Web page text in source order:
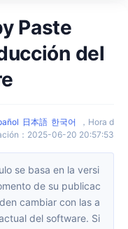
Paste
del
日本語 한국어 ， Hora d
： 2025-06-20 20:57:53
de su publicac
cambiar con las a
del software. Si